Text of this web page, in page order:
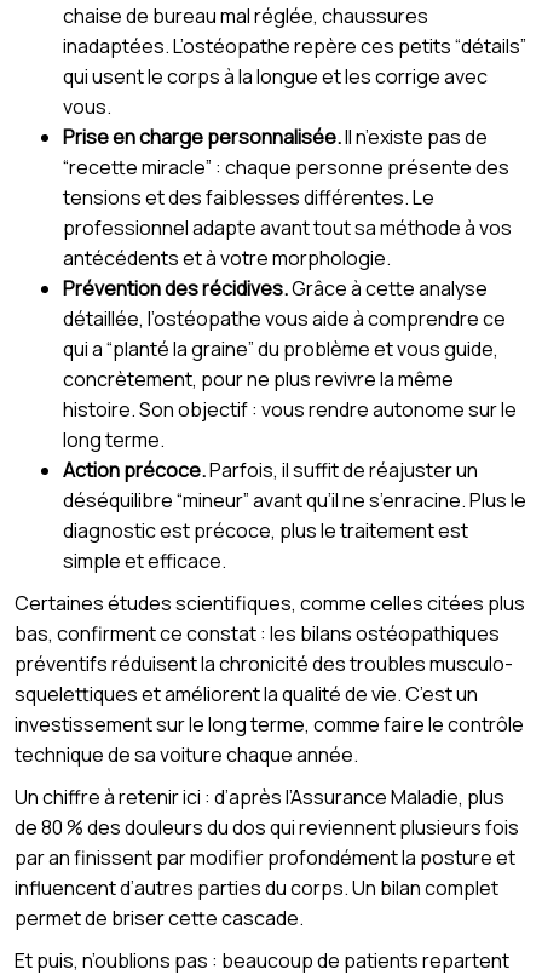
chaise de bureau mal réglée, chaussures
inadaptées. L’ostéopathe repère ces petits “détails”
qui usent le corps à la longue et les corrige avec
vous.
Prise en charge personnalisée.Il n’existe pas de
“recette miracle” : chaque personne présente des
tensions et des faiblesses différentes. Le
professionnel adapte avant tout sa méthode à vos
antécédents et à votre morphologie.
Prévention des récidives.Grâce à cette analyse
détaillée, l’ostéopathe vous aide à comprendre ce
qui a “planté la graine” du problème et vous guide,
concrètement, pour ne plus revivre la même
histoire. Son objectif : vous rendre autonome sur le
long terme.
Action précoce.Parfois, il suffit de réajuster un
déséquilibre “mineur” avant qu’il ne s’enracine. Plus le
diagnostic est précoce, plus le traitement est
simple et efficace.
Certaines études scientifiques, comme celles citées plus
bas, confirment ce constat : les bilans ostéopathiques
préventifs réduisent la chronicité des troubles musculo-
squelettiques et améliorent la qualité de vie. C’est un
investissement sur le long terme, comme faire le contrôle
technique de sa voiture chaque année.
Un chiffre à retenir ici : d’après l’Assurance Maladie, plus
de 80 % des douleurs du dos qui reviennent plusieurs fois
par an finissent par modifier profondément la posture et
influencent d’autres parties du corps. Un bilan complet
permet de briser cette cascade.
Et puis, n’oublions pas : beaucoup de patients repartent